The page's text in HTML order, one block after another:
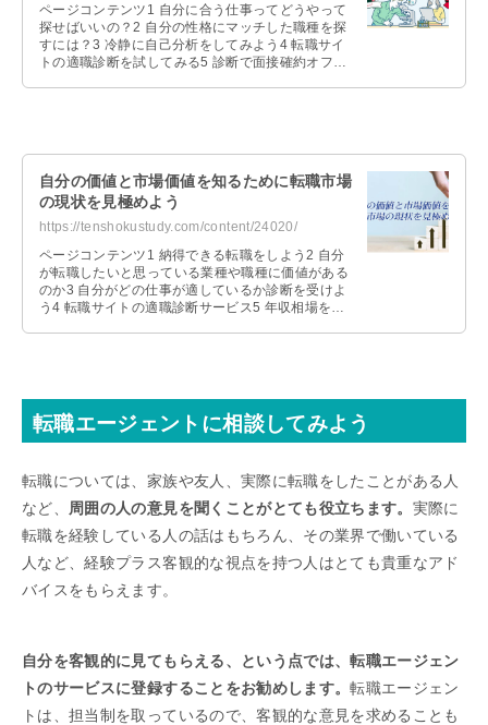
ページコンテンツ1 自分に合う仕事ってどうやって
探せばいいの？2 自分の性格にマッチした職種を探
すには？3 冷静に自己分析をしてみよう4 転職サイ
トの適職診断を試してみる5 診断で面接確約オファ
自分の価値と市場価値を知るために転職市場
の現状を見極めよう
https://tenshokustudy.com/content/24020/
ページコンテンツ1 納得できる転職をしよう2 自分
が転職したいと思っている業種や職種に価値がある
のか3 自分がどの仕事が適しているか診断を受けよ
う4 転職サイトの適職診断サービス5 年収相場をチ
転職エージェントに相談してみよう
転職については、家族や友人、実際に転職をしたことがある人
など、
周囲の人の意見を聞くことがとても役立ちます。 実際に
転職を経験している人の話はもちろん、その業界で働いている
人など、経験プラス客観的な視点を持つ人はとても貴重なアド
バイスをもらえます。
自分を客観的に見てもらえる、という点では、転職エージェン
トのサービスに登録することをお勧めします。転職エージェン
トは、担当制を取っているので、客観的な意見を求めることも